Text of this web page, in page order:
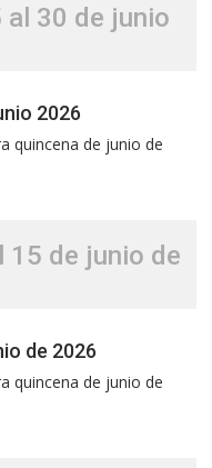
al 30 de junio
2026
quincena de junio de
15 de junio de
de 2026
quincena de junio de